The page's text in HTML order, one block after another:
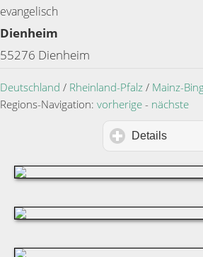
evangelisch
Dienheim
55276 Dienheim
Deutschland / Rheinland-Pfalz / Mainz-
Regions-Navigation:vorherige - nächste
Details